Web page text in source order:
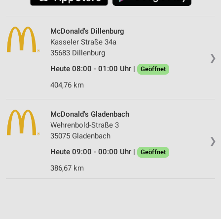
❯
McDonald's Dillenburg
Kasseler Straße 34a
35683 Dillenburg
Heute 08:00 - 01:00 Uhr |
Geöffnet
404,76 km
❯
McDonald's Gladenbach
Wehrenbold-Straße 3
35075 Gladenbach
Heute 09:00 - 00:00 Uhr |
Geöffnet
386,67 km